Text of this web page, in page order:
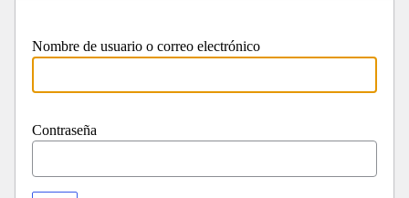
Nombre de usuario o correo electrónico
Contraseña